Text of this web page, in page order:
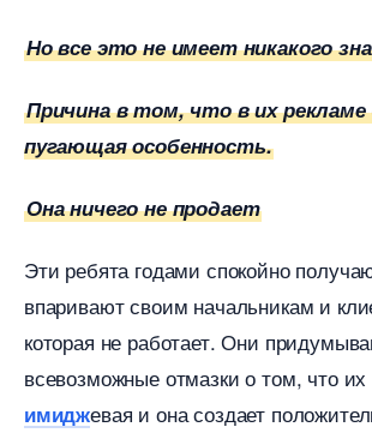
Но все это не имеет никакого
Причина в том, что в их рекламе
пугающая особенность.
Она ничего не продает
Эти ребята годами спокойно
паривают своим начальникам и
которая не работает. Они
севозможные отмазки о том, что их
имиджевая и она создает